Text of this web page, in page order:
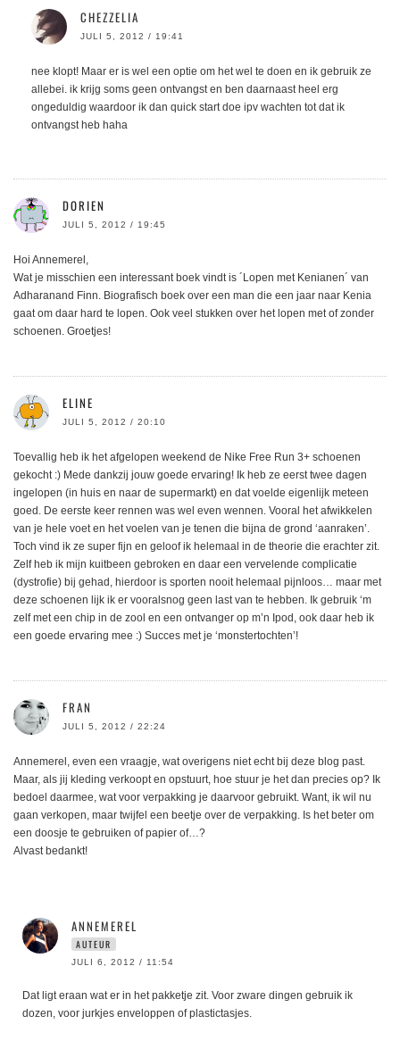
CHEZZELIA
JULI 5, 2012 / 19:41
nee klopt! Maar er is wel een optie om het wel te doen en ik gebruik ze
allebei. ik krijg soms geen ontvangst en ben daarnaast heel erg
ongeduldig waardoor ik dan quick start doe ipv wachten tot dat ik
ontvangst heb haha
DORIEN
JULI 5, 2012 / 19:45
Hoi Annemerel,
Wat je misschien een interessant boek vindt is ´Lopen met Kenianen´ van
Adharanand Finn. Biografisch boek over een man die een jaar naar Kenia
gaat om daar hard te lopen. Ook veel stukken over het lopen met of zonder
schoenen. Groetjes!
ELINE
JULI 5, 2012 / 20:10
Toevallig heb ik het afgelopen weekend de Nike Free Run 3+ schoenen
gekocht :) Mede dankzij jouw goede ervaring! Ik heb ze eerst twee dagen
ingelopen (in huis en naar de supermarkt) en dat voelde eigenlijk meteen
goed. De eerste keer rennen was wel even wennen. Vooral het afwikkelen
van je hele voet en het voelen van je tenen die bijna de grond ‘aanraken’.
Toch vind ik ze super fijn en geloof ik helemaal in de theorie die erachter zit.
Zelf heb ik mijn kuitbeen gebroken en daar een vervelende complicatie
(dystrofie) bij gehad, hierdoor is sporten nooit helemaal pijnloos… maar met
deze schoenen lijk ik er vooralsnog geen last van te hebben. Ik gebruik ‘m
zelf met een chip in de zool en een ontvanger op m’n Ipod, ook daar heb ik
een goede ervaring mee :) Succes met je ‘monstertochten’!
FRAN
JULI 5, 2012 / 22:24
Annemerel, even een vraagje, wat overigens niet echt bij deze blog past.
Maar, als jij kleding verkoopt en opstuurt, hoe stuur je het dan precies op? Ik
bedoel daarmee, wat voor verpakking je daarvoor gebruikt. Want, ik wil nu
gaan verkopen, maar twijfel een beetje over de verpakking. Is het beter om
een doosje te gebruiken of papier of…?
Alvast bedankt!
ANNEMEREL
AUTEUR
JULI 6, 2012 / 11:54
Dat ligt eraan wat er in het pakketje zit. Voor zware dingen gebruik ik
dozen, voor jurkjes enveloppen of plastictasjes.